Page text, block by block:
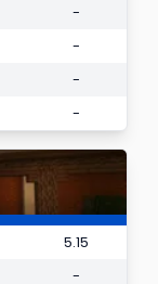
-
-
-
-
5.15
-